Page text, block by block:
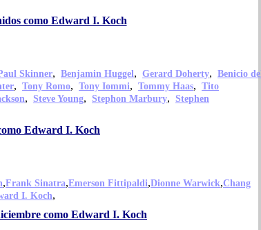
como Edward I. Koch
Skinner, Benjamin Huggel, Gerard Doherty, Benicio del
, Tony Romo, Tony Iommi, Tommy Haas, Tito
, Steve Young, Stephon Marbury, Stephen
Edward I. Koch
,Frank Sinatra,Emerson Fittipaldi,Dionne Warwick,Chang
I. Koch,
como Edward I. Koch